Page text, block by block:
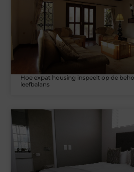
Hoe expat housing inspeelt op de
leefbalans